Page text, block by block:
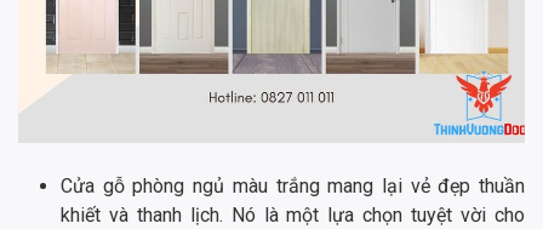
Cửa gỗ phòng ngủ màu trắng mang lại vẻ đẹp thuần
khiết và thanh lịch. Nó là một lựa chọn tuyệt vời cho